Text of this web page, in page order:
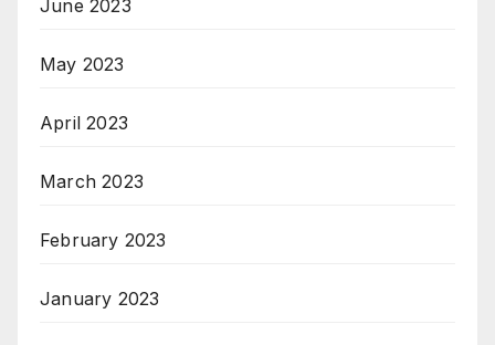
June 2023
May 2023
April 2023
March 2023
February 2023
January 2023